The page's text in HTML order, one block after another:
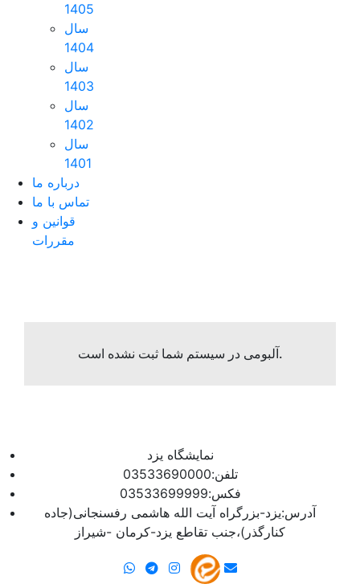
1405
سال
1404
سال
1403
سال
1402
سال
1401
درباره ما
تماس با ما
قوانین و
مقررات
آلبومی در سیستم شما ثبت نشده است.
نمایشگاه یزد
تلفن:03533690000
فکس:03533699999
آدرس:یزد-بزرگراه آیت الله هاشمی رفسنجانی(جاده
کنارگذر)،جنب تقاطع یزد-کرمان -شیراز